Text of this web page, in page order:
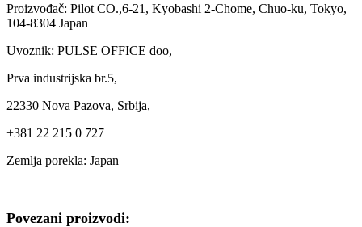
Proizvođač: Pilot CO.,6-21, Kyobashi 2-Chome, Chuo-ku, Tokyo,
104-8304 Japan
Uvoznik: PULSE OFFICE doo,
Prva industrijska br.5,
22330 Nova Pazova, Srbija,
+381 22 215 0 727
Zemlja porekla: Japan
Povezani proizvodi: